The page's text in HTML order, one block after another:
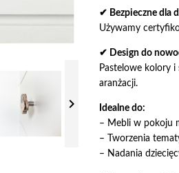

✔ Bezpieczne dla
Używamy
✔ Design do
Pastelowe kolory
aranżacji.
Idealne do:
– Mebli w pokoju
– Tworzenia
– Nadania